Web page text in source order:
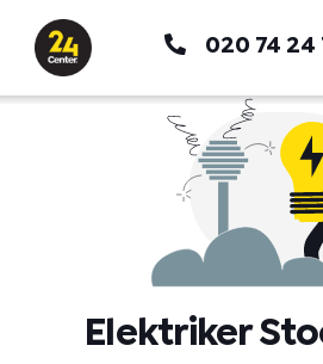
innehåll
020 74 24
Elektriker